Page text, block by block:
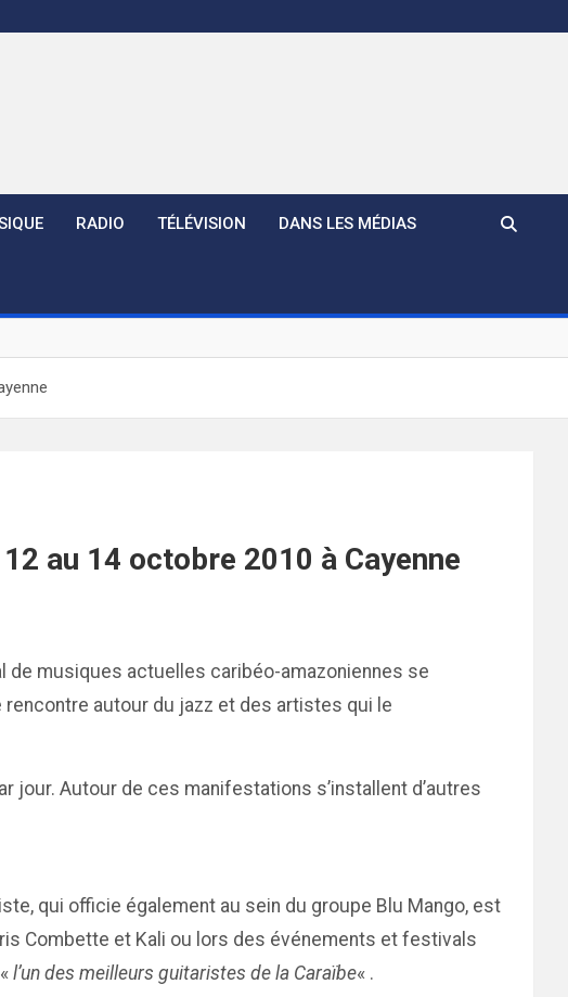
RADIO TÉLÉVISION DANS LES MÉDIAS
au 14 octobre 2010 à Cayenne
de musiques actuelles caribéo-amazoniennes se
autour du jazz et des artistes qui le
jour. Autour de ces manifestations s’installent d’autres
qui officie également au sein du groupe Blu Mango, est
Combette et Kali ou lors des événements et festivals
l’un des meilleurs guitaristes de la Caraïbe« .